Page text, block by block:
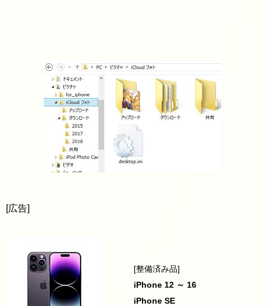
[広告]
[整備済み品]
iPhone 12 ～ 16
iPhone SE